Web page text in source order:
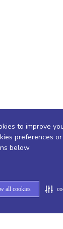
to improve
preferences
below
all cookies